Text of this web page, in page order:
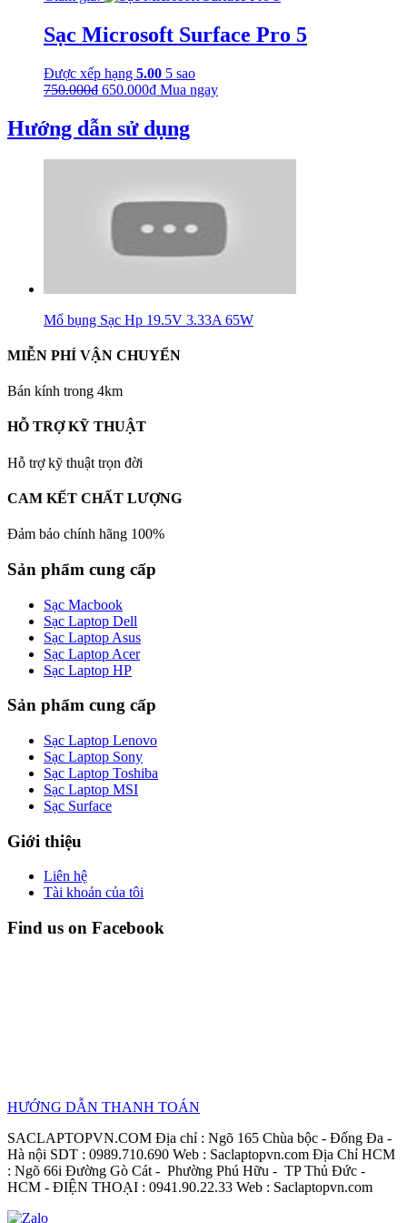
750.000₫. là:
650.000₫.
Sạc Microsoft Surface Pro 5
Được xếp hạng 5.00 5 sao
750.000₫ Giá
750.000₫.
650.000₫Giá
là:
Mua ngay
Hướng dẫn sử dụng
Mổ bụng Sạc Hp 19.5V 3.33A 65W
MIỄN PHÍ VẬN CHUYỂN
Bán kính trong 4km
HỖ TRỢ KỸ THUẬT
Hỗ trợ kỹ thuật trọn đời
CAM KẾT CHẤT LƯỢNG
Đảm bảo chính hãng 100%
Sản phẩm cung cấp
Sạc Macbook
Sạc Laptop Dell
Sạc Laptop Asus
Sạc Laptop Acer
Sạc Laptop HP
Sản phẩm cung cấp
Sạc Laptop Lenovo
Sạc Laptop Sony
Sạc Laptop Toshiba
Sạc Laptop MSI
Sạc Surface
Giới thiệu
Liên hệ
Tài khoản của tôi
Find us on Facebook
HƯỚNG DẪN THANH TOÁN
SACLAPTOPVN.COM Địa chỉ : Ngõ 165 Chùa bộc - Đống Đa -
Hà nội SDT : 0989.710.690 Web : Saclaptopvn.com Địa Chỉ HCM
: Ngõ 66i Đường Gò Cát - Phường Phú Hữu - TP Thủ Đức -
HCM - ĐIỆN THOẠI : 0941.90.22.33 Web : Saclaptopvn.com